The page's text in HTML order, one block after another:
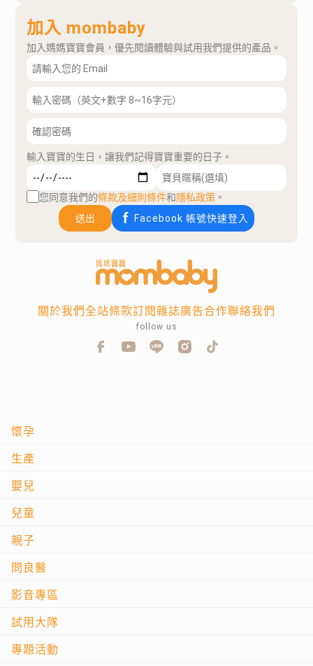
加入 mombaby
加入媽媽寶寶會員，優先閱讀體驗與試用我們提供的產品。
輸入寶寶的生日，讓我們記得寶寶重要的日子。
您同意我們的條款及細則條件和隱私政策 。
送出
Facebook 帳號快速登入
懷孕
生產
嬰兒
兒童
親子
問良醫
影音專區
試用大隊
專題活動
關於我們全站條款訂閱雜誌廣告合作聯絡我們
follow us